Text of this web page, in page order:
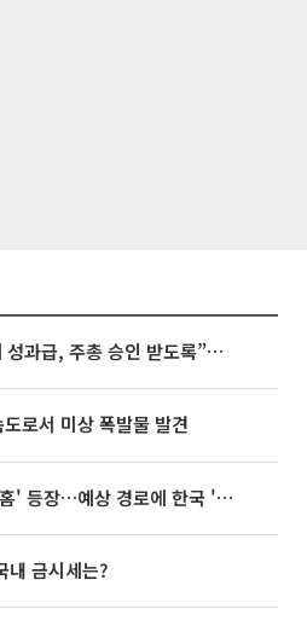
김정관 장관 “반도체 성과급, 주총 승인 받도록”…상법·자본시장법 개정 시사
로서 미상 폭발물 발견
태풍 '돌핀' 이어 '찬홈' 등장…예상 경로에 한국 '한숨'
금시세는?